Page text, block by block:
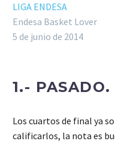
LIGA ENDESA
Endesa Basket Lover
5 de junio de 2014
1.- PASADO.
Los cuartos de final ya
calificarlos, la nota es